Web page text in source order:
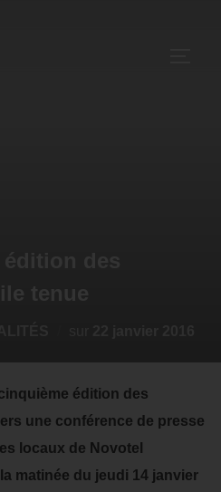
édition des
une conférence de presse
locaux de Novotel
matinée du jeudi 14 janvier